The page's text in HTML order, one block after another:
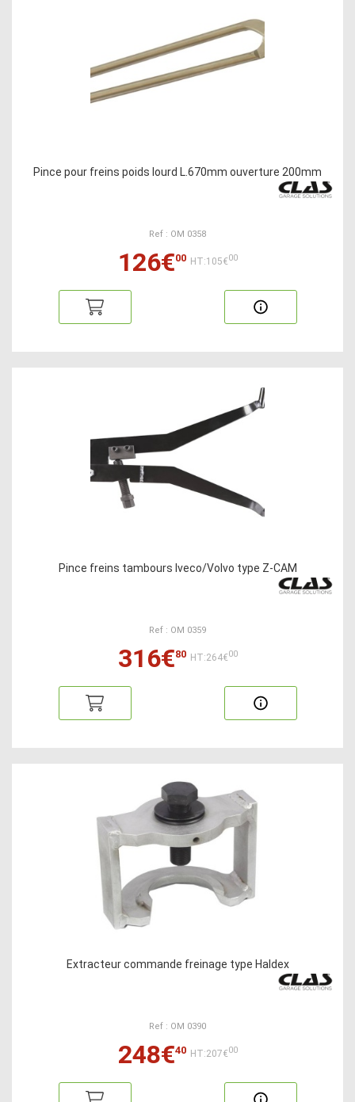
Pince pour freins poids lourd L.670mm ouverture 200mm
Ref : OM 0358
126€00 HT:105€00
Pince freins tambours Iveco/Volvo type Z-CAM
Ref : OM 0359
316€80 HT:264€00
Extracteur commande freinage type Haldex
Ref : OM 0390
248€40 HT:207€00